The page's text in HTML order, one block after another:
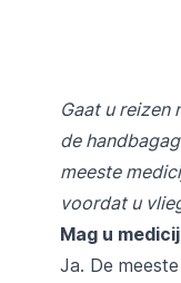
Gaat u reizen
de
meeste
voordat u
Mag u
Ja. De